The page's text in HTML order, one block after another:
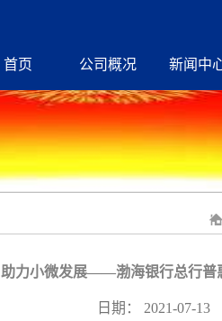
首页 公司概况 新闻中
力小微发展——渤海银行总行普
日期： 2021-07-13